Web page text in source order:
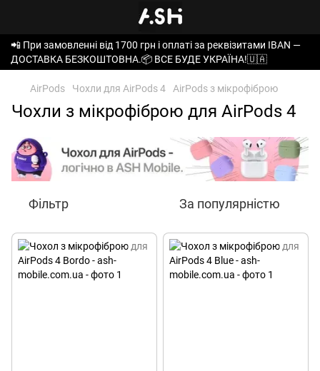
📲 При замовленні від 1700 грн і оплаті за реквізитами IBAN —
ДОСТАВКА БЕЗКОШТОВНА.📦 ВСЕ БУДЕ УКРАЇНА!🇺🇦
AirPods Чохли для AirPods 4 AirPods з мікрофіброю
Чохли з мікрофіброю для AirPods 4
Фільтр За популярністю